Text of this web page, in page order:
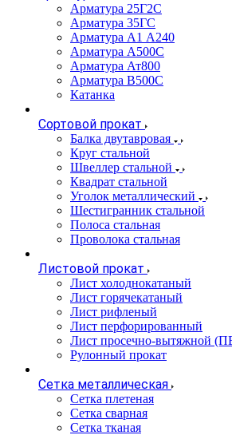
Арматура 25Г2С
Арматура 35ГС
Арматура А1 А240
Арматура А500С
Арматура Ат800
Арматура В500С
Катанка
Сортовой прокат
Балка двутавровая
Круг стальной
Швеллер стальной
Квадрат стальной
Уголок металлический
Шестигранник стальной
Полоса стальная
Проволока стальная
Листовой прокат
Лист холоднокатаный
Лист горячекатаный
Лист рифленый
Лист перфорированный
Лист просечно-вытяжной
Рулонный прокат
Сетка металлическая
Сетка плетеная
Сетка сварная
Сетка тканая